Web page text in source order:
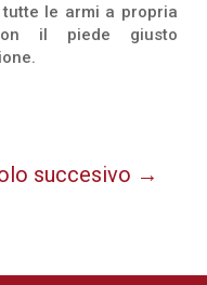
le armi a propria
il piede giusto
succesivo →